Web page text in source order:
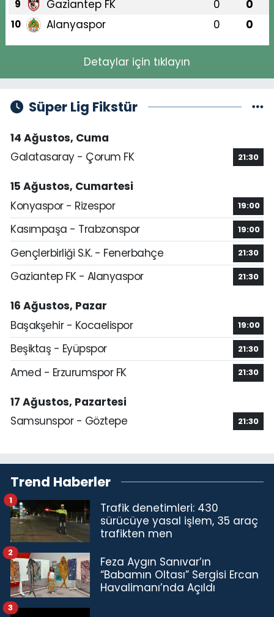
9 Gaziantep FK 0 0
10 Alanyaspor 0 0
Detaylar için tıklayın
Süper Lig Fikstür
14 Ağustos, Cuma
Galatasaray - Çorum FK
21:30
15 Ağustos, Cumartesi
Konyaspor - Rizespor
19:00
Kasımpaşa - Trabzonspor 19:00
Gençlerbirliği S.K. - Fenerbahçe 21:30
Gaziantep FK - Alanyaspor 21:30
16 Ağustos, Pazar
Başakşehir - Kocaelispor
19:00
Beşiktaş - Eyüpspor 21:30
Amed - Erzurumspor FK 21:30
17 Ağustos, Pazartesi
Samsunspor - Göztepe
21:30
Trend Haberler
Trafik denetimleri: 430
sürücüye yasal işlem, 35 araç
trafikten men
1
Feza Aygın Sanıvar’ın
“Babamın Oltası” Sergisi Ercan
Havalimanı’nda Açıldı
2
3